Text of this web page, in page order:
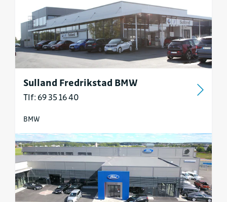
Sulland Fredrikstad BMW
Tlf: 69 35 16 40
BMW